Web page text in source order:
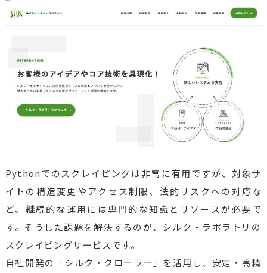
Pythonでのスクレイピングは非常に有用ですが、対象サ
イトの構造変更やアクセス制限、法的リスクへの対応な
ど、継続的な運用には専門的な知識とリソースが必要で
す。そうした課題を解決するのが、シルク・ラボラトリの
スクレイピングサービスです。
自社開発の「シルク・クローラー」を活用し、安定・高精